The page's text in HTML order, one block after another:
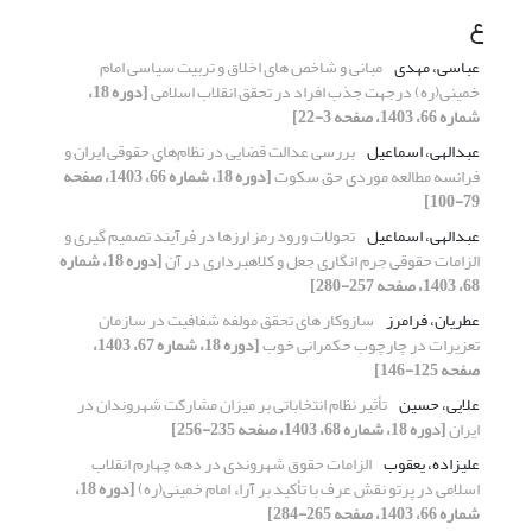
ع
عباسی، مهدی مبانی و شاخص های اخلاق و تربیت سیاسی امام
خمینی(ره) درجهت جذب افراد در تحقق انقلاب اسلامی [دوره 18،
شماره 66، 1403، صفحه 3-22]
عبدالهی، اسماعیل بررسی عدالت قضایی در نظام‌های حقوقی ایران و
فرانسه مطالعه موردی حق سکوت [دوره 18، شماره 66، 1403، صفحه
79-100]
عبدالهی، اسماعیل تحولات ورود رمز ارزها در فرآیند تصمیم گیری و
الزامات حقوقی جرم انگاری جعل و کلاهبرداری در آن [دوره 18، شماره
68، 1403، صفحه 257-280]
عطریان، فرامرز سازوکار های تحقق مولفه‌ شفافیت در سازمان
تعزیرات در چارچوب حکمرانی خوب [دوره 18، شماره 67، 1403،
صفحه 125-146]
علایی، حسین تأثیر نظام انتخاباتی بر میزان مشارکت شهروندان در
ایران[دوره 18، شماره 68، 1403، صفحه 235-256]
علیزاده، یعقوب الزامات حقوق شهروندی در دهه چهارم انقلاب
اسلامی در پرتو نقش عرف با تأکید بر آراء امام خمینی(ره) [دوره 18،
شماره 66، 1403، صفحه 265-284]